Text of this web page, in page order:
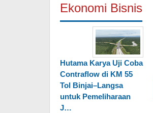
Ekonomi Bisnis
Hutama Karya Uji Coba
Contraflow di KM 55
Tol Binjai–Langsa
untuk Pemeliharaan
J…